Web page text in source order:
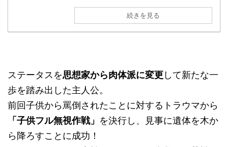
続きを見る
ステータスを思想家から肉体派に変更して新たな一
歩を踏み出した主人公。
前回子供から罵倒されたことに対するトラウマから
「子供フル無視作戦」 を決行し、見事に遺体を木か
ら降ろすことに成功！